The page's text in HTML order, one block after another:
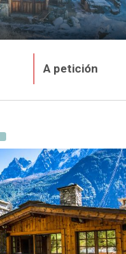
A petición